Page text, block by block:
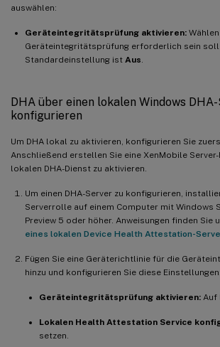
auswählen:
Geräteintegritätsprüfung aktivieren:
Geräteintegritätsprüfung erforderlich sein
Standardeinstellung ist Aus
DHA über einen lokalen Windows
konfigurieren
Um DHA lokal zu aktivieren, konfigurieren Sie
Anschließend erstellen Sie eine XenMobile
lokalen DHA-Dienst zu aktivieren.
Um einen DHA-Server zu konfigurieren,
Serverrolle auf einem Computer mit Windows
Preview 5 oder höher. Anweisungen finden Sie
eines lokalen Device Health Attestation-
Fügen Sie eine Geräterichtlinie für die
hinzu und konfigurieren Sie diese Einstellungen:
Geräteintegritätsprüfung aktivieren: Auf
Lokalen Health Attestation Service
setzen.